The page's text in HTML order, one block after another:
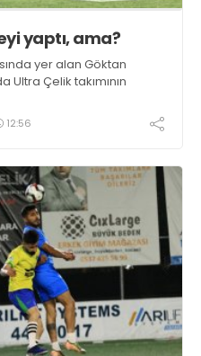
yaptı, ama?
yer alan Göktan
Ultra Çelik takımının
12:56